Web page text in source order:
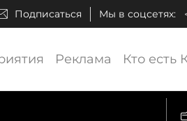
Подписаться Мы в соцсетях:
Реклама Кто есть